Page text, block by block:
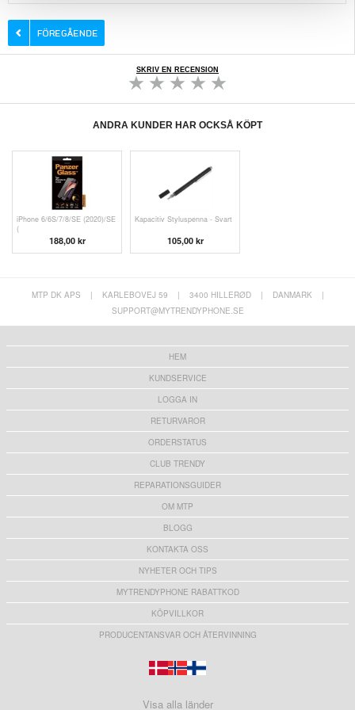
SKRIV EN RECENSION
ANDRA KUNDER HAR OCKSÅ KÖPT
iPhone 6/6S/7/8/SE (2020)/SE
(
188,00 kr
Kapacitiv Styluspenna - Svart
105,00 kr
MTP DK APS | KARLEBOVEJ 59 | 3400 HILLERØD | DANMARK
|
SUPPORT@MYTRENDYPHONE.SE
HEM
KUNDSERVICE
LOGGA IN
RETURVAROR
ORDERSTATUS
CLUB TRENDY
REPARATIONSGUIDER
OM MTP
BLOGG
KONTAKTA OSS
NYHETER OCH TIPS
MYTRENDYPHONE RABATTKOD
KÖPVILLKOR
PRODUCENTANSVAR OCH ÅTERVINNING
Visa alla länder